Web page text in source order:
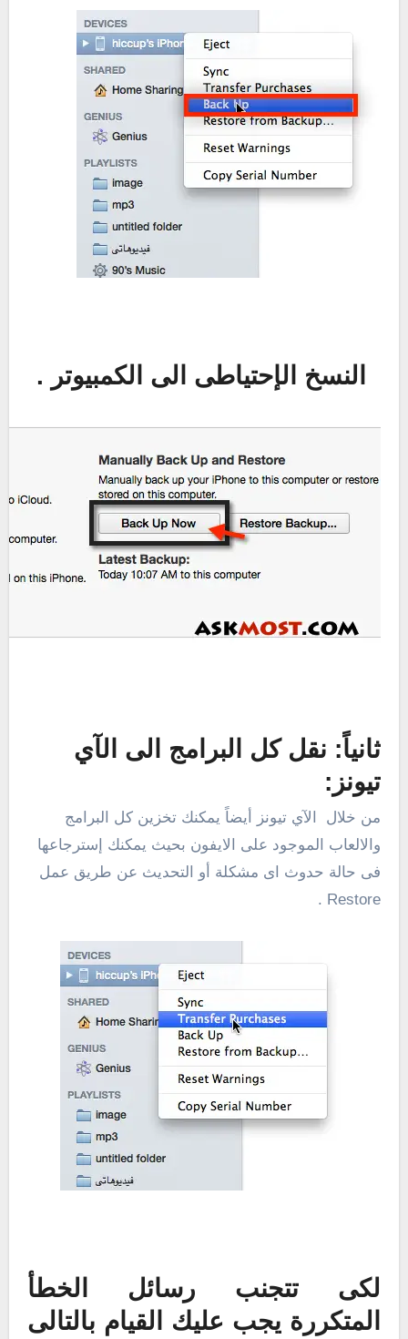
النسخ الإحتياطى الى الكمبيوتر .
ثانياً: نقل كل البرامج الى الآي
تيونز:
من خلال الآي تيونز أيضاً يمكنك تخزين كل البرامج
والالعاب الموجود على الايفون بحيث يمكنك إسترجاعها
فى حالة حدوث اى مشكلة أو التحديث عن طريق عمل
Restore .
لكى تتجنب رسائل الخطأ
المتكررة يجب عليك القيام بالتالى